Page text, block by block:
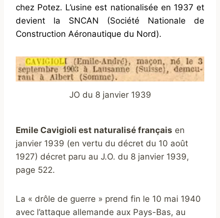
chez Potez. L’usine est nationalisée en 1937 et
devient la SNCAN (Société Nationale de
Construction Aéronautique du Nord).
JO du 8 janvier 1939
Emile Cavigioli est naturalisé français en
janvier 1939 (en vertu du décret du 10 août
1927) décret paru au J.O. du 8 janvier 1939,
page 522.
La « drôle de guerre » prend fin le 10 mai 1940
avec l’attaque allemande aux Pays-Bas, au